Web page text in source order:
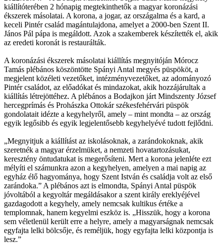
kiállítóterében 2 hónapig megtekinthetők a magyar koronázási
ékszerek másolatai. A korona, a jogar, az országalma és a kard, a
keceli Pintér család magántulajdona, amelyet a 2000-ben Szent II.
János Pál pápa is megáldott. Azok a szakemberek készítették el, akik
az eredeti koronát is restaurálták.
A koronázási ékszerek másolatai kiállítás megnyitóján Mórocz
Tamás plébános köszöntötte Spányi Antal megyés püspököt, a
megjelent közéleti vezetőket, intézményvezetőket, az adományozó
Pintér családot, az előadókat és mindazokat, akik hozzájárultak a
kiállítás létrejöttéhez. A plébános a Bodajkon járt Mindszenty József
hercegprímás és Prohászka Ottokár székesfehérvári püspök
gondolatait idézte a kegyhelyről, amely – mint mondta – az ország
egyik legősibb és egyik legjelentősebb kegyhelyévé tudott fejlődni.
„Megnyitjuk a kiállítást az iskolásoknak, a zarándokoknak, akik
szeretnék a magyar érzelmüket, a nemzeti hovatartozásukat,
keresztény öntudatukat is megerősíteni. Mert a korona jelenléte ezt
mélyíti el számunkra azon a kegyhelyen, amelyen a mai napig az
egyház élő hagyománya, hogy Szent István és családja volt az első
zarándoka.” A plébános azt is elmondta, Spányi Antal püspök
jóvoltából a kegyoltár megáldásakor a szent király ereklyéjével
gazdagodott a kegyhely, amely nemcsak kultikus értéke a
templomnak, hanem kegyelmi eszköz is. „Hisszük, hogy a korona
sem véletlenül került erre a helyre, amely a magyarságnak nemcsak
egyfajta lelki bölcsője, és reméljük, hogy egyfajta lelki központja is
lesz.”